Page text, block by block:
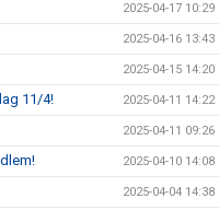
2025-04-17 10:29
2025-04-16 13:43
2025-04-15 14:20
11/4! 2025-04-11 14:22
2025-04-11 09:26
2025-04-10 14:08
2025-04-04 14:38